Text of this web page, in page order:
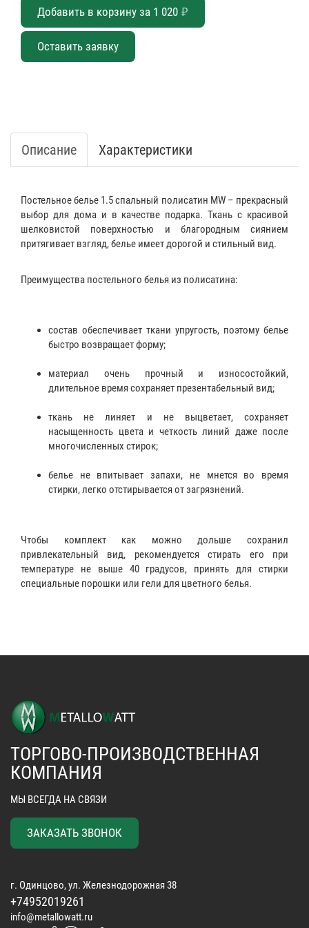
Добавить в корзину за 1 020 ₽
Оставить заявку
Описание Характеристики
Постельное белье 1.5 спальный полисатин MW – прекрасный
выбор для дома и в качестве подарка. Ткань с красивой
шелковистой поверхностью и благородным сиянием
притягивает взгляд, белье имеет дорогой и стильный вид.
Преимущества постельного белья из полисатина:
состав обеспечивает ткани упругость, поэтому белье
быстро возвращает форму;
материал очень прочный и износостойкий,
длительное время сохраняет презентабельный вид;
ткань не линяет и не выцветает, сохраняет
насыщенность цвета и четкость линий даже после
многочисленных стирок;
белье не впитывает запахи, не мнется во время
стирки, легко отстирывается от загрязнений.
Чтобы комплект как можно дольше сохранил
привлекательный вид, рекомендуется стирать его при
температуре не выше 40 градусов, принять для стирки
специальные порошки или гели для цветного белья.
ТОРГОВО-ПРОИЗВОДСТВЕННАЯ
КОМПАНИЯ
МЫ ВСЕГДА НА СВЯЗИ
ЗАКАЗАТЬ ЗВОНОК
г. Одинцово, ул. Железнодорожная 38
+74952019261
info@metallowatt.ru